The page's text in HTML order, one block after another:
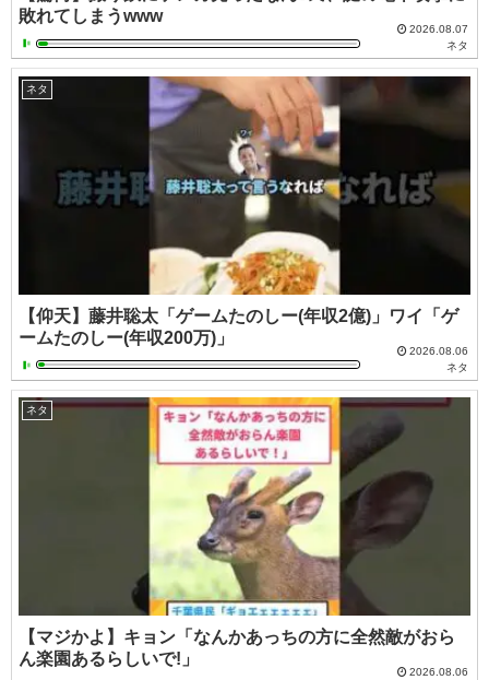
敗れてしまうwww
2026.08.07
ネタ
ネタ
【仰天】藤井聡太「ゲームたのしー(年収2億)」ワイ「ゲ
ームたのしー(年収200万)」
2026.08.06
ネタ
ネタ
【マジかよ】キョン「なんかあっちの方に全然敵がおら
ん楽園あるらしいで!」
2026.08.06